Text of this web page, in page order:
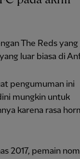
The Reds yang
luar biasa di
pengumuman ini
mungkin untuk
karena rasa
2017, pemain